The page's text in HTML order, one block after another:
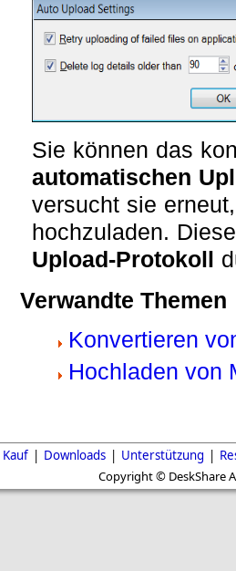
Sie können das
automatischen
versucht sie
hochzuladen.
Upload-Protokoll
Verwandte Themen
Konvertieren
Hochladen von
Kauf | Downloads | Unterstützung |
Copyright © DeskShare